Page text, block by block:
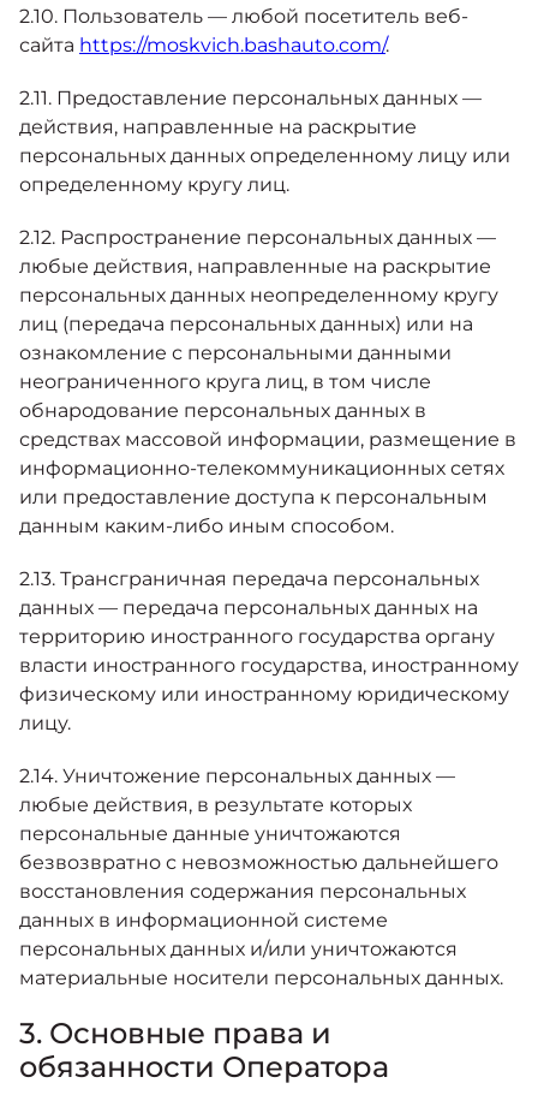
2.10. Пользователь — любой посетитель веб-
сайта https://moskvich.bashauto.com/.
2.11. Предоставление персональных данных —
действия, направленные на раскрытие
персональных данных определенному лицу или
определенному кругу лиц.
2.12. Распространение персональных данных —
любые действия, направленные на раскрытие
персональных данных неопределенному кругу
лиц (передача персональных данных) или на
ознакомление с персональными данными
неограниченного круга лиц, в том числе
обнародование персональных данных в
средствах массовой информации, размещение в
информационно-телекоммуникационных сетях
или предоставление доступа к персональным
данным каким-либо иным способом.
2.13. Трансграничная передача персональных
данных — передача персональных данных на
территорию иностранного государства органу
власти иностранного государства, иностранному
физическому или иностранному юридическому
лицу.
2.14. Уничтожение персональных данных —
любые действия, в результате которых
персональные данные уничтожаются
безвозвратно с невозможностью дальнейшего
восстановления содержания персональных
данных в информационной системе
персональных данных и/или уничтожаются
материальные носители персональных данных.
3. Основные права и
обязанности Оператора